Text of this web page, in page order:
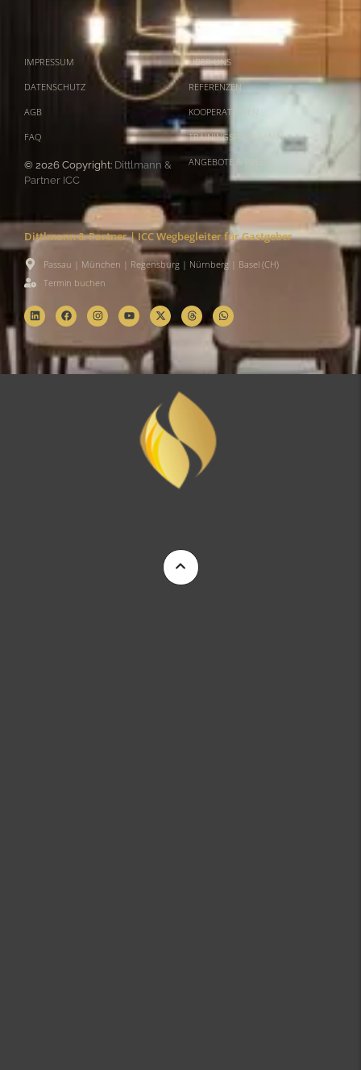
IMPRESSUM
DATENSCHUTZ
AGB
FAQ
© 2026 Copyright: Dittlmann &
Partner ICC
ÜBER UNS
REFERENZEN
KOOPERATIONEN
TRAININGSPROGRAMM
ANGEBOTE & PREISE
Dittlmann & Partner | ICC Wegbegleiter für Gastgeber
Passau | München | Regensburg | Nürnberg | Basel (CH)
Termin buchen